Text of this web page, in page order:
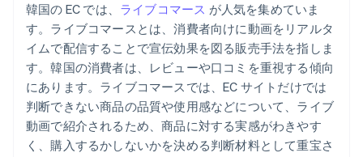
韓国の EC では、 ライブコマース が人気を集めていま
す。ライブコマースとは、消費者向けに動画をリアルタ
イムで配信することで宣伝効果を図る販売手法を指しま
す。韓国の消費者は、レビューや口コミを重視する傾向
にあります。ライブコマースでは、EC サイトだけでは
判断できない商品の品質や使用感などについて、ライブ
動画で紹介されるため、商品に対する実感がわきやす
く、購入するかしないかを決める判断材料として重宝さ